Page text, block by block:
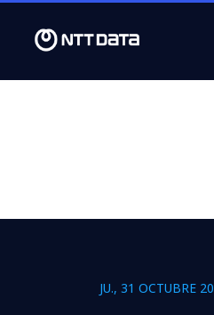
JU., 31 OCTUBRE